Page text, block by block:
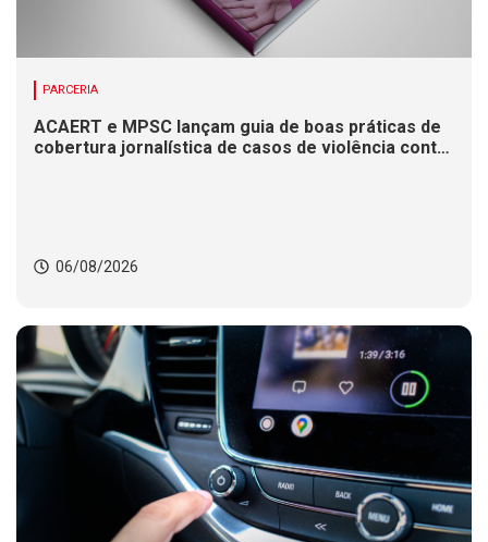
PARCERIA
ACAERT e MPSC lançam guia de boas práticas de
cobertura jornalística de casos de violência contra
06/08/2026